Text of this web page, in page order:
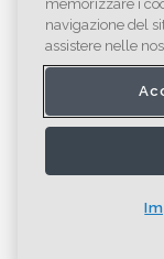
memorizzare i
navigazione del
assistere nelle